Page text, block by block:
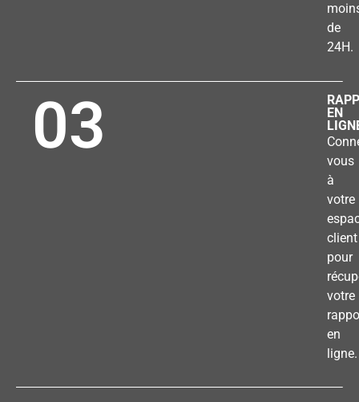
de
24H.
03
EN
vous
à
votre
client
pour
votre
en
ligne.